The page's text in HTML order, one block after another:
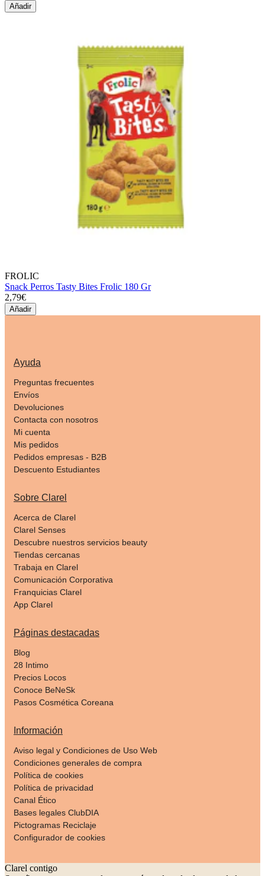
Añadir
FROLIC
Snack Perros Tasty Bites Frolic 180 Gr
2,79€
Añadir
Ayuda
Preguntas frecuentes
Envíos
Devoluciones
Contacta con nosotros
Mi cuenta
Mis pedidos
Pedidos empresas - B2B
Descuento Estudiantes
Sobre Clarel
Acerca de Clarel
Clarel Senses
Descubre nuestros servicios beauty
Tiendas cercanas
Trabaja en Clarel
Comunicación Corporativa
Franquicias Clarel
App Clarel
Páginas destacadas
Blog
28 Intimo
Precios Locos
Conoce BeNeSk
Pasos Cosmética Coreana
Información
Aviso legal y Condiciones de Uso Web
Condiciones generales de compra
Política de cookies
Política de privacidad
Canal Ético
Bases legales ClubDIA
Pictogramas Reciclaje
Configurador de cookies
Clarel contigo